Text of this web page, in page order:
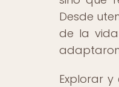
Desde
de la
Explorar